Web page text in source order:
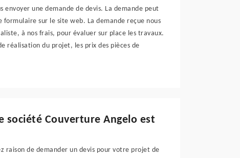
une demande de devis. La demande peut
sur le site web. La demande reçue nous
à nos frais, pour évaluer sur place les travaux.
réalisation du projet, les prix des pièces de
société Couverture Angelo est
raison de demander un devis pour votre projet de